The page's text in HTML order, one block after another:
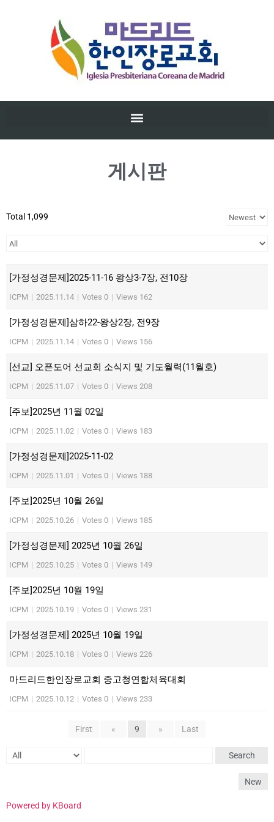
게시판
Total 1,099
[가정성경문제]2025-11-16 왕상3-7장, 전10장
ICPM | 2025.11.14 | Votes 0 | Views 162
[가정성경문제]삼하22-왕상2장, 전9장
ICPM | 2025.11.14 | Votes 0 | Views 156
[선교] 오픈도어 선교회 소식지 및 기도월력(11월호)
ICPM | 2025.11.07 | Votes 0 | Views 208
[주보]2025년 11월 02일
ICPM | 2025.11.02 | Votes 0 | Views 183
[가정성경문제]2025-11-02
ICPM | 2025.11.01 | Votes 0 | Views 188
[주보]2025년 10월 26일
ICPM | 2025.10.26 | Votes 0 | Views 185
[가정성경문제] 2025년 10월 26일
ICPM | 2025.10.25 | Votes 0 | Views 149
[주보]2025년 10월 19일
ICPM | 2025.10.19 | Votes 0 | Views 231
[가정성경문제] 2025년 10월 19일
ICPM | 2025.10.18 | Votes 0 | Views 226
마드리드한인장로교회 중고청연합체육대회
ICPM | 2025.10.12 | Votes 0 | Views 233
First « 9 » Last
Search
New
Powered by KBoard